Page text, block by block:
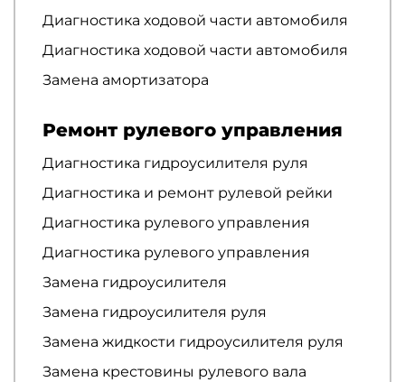
Диагностика ходовой части автомобиля
Диагностика ходовой части автомобиля
Замена амортизатора
Ремонт рулевого управления
Диагностика гидроусилителя руля
Диагностика и ремонт рулевой рейки
Диагностика рулевого управления
Диагностика рулевого управления
Замена гидроусилителя
Замена гидроусилителя руля
Замена жидкости гидроусилителя руля
Замена крестовины рулевого вала